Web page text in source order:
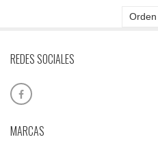
REDES SOCIALES
MARCAS